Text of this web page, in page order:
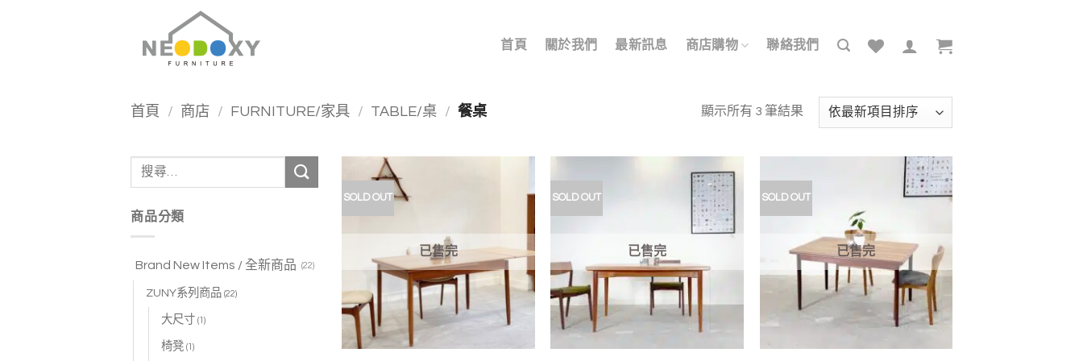
首頁 關於我們 最新訊息 商店購物 聯絡我們
首頁 / 商店 / FURNITURE/家具 / TABLE/桌 / 餐桌 顯示所有 3 筆結果依
目
鍵
字:
商品分類
Brand New Items / 全新商品 (22)
ZUNY系列商品 (22)
大尺寸 (1)
椅凳 (1)
SOLD OUT
已售完
SOLD OUT
加入
我的
收藏
+
已售完
SOLD OUT
加入
已售完